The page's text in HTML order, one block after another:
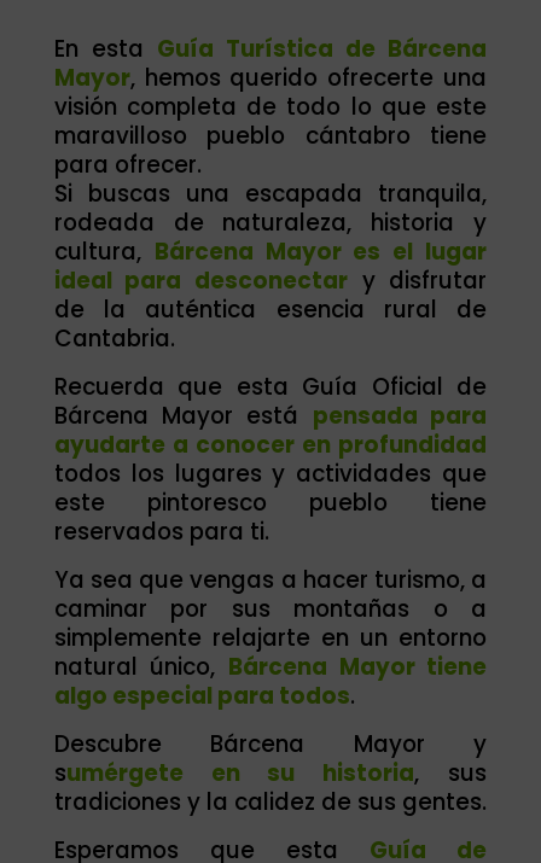
En esta Guía Turística de Bárcena
Mayor, hemos querido ofrecerte una
visión completa de todo lo que este
maravilloso pueblo cántabro tiene
para ofrecer.
Si buscas una escapada tranquila,
rodeada de naturaleza, historia y
cultura, Bárcena Mayor es el lugar
ideal para desconectar y disfrutar
de la auténtica esencia rural de
Cantabria.
Recuerda que esta Guía Oficial de
Bárcena Mayor está pensada para
ayudarte a conocer en profundidad
todos los lugares y actividades que
este pintoresco pueblo tiene
reservados para ti.
Ya sea que vengas a hacer turismo, a
caminar por sus montañas o a
simplemente relajarte en un entorno
natural único, Bárcena Mayor tiene
algo especial para todos.
Descubre Bárcena Mayor y
sumérgete en su historia, sus
tradiciones y la calidez de sus gentes.
Esperamos que esta Guía de